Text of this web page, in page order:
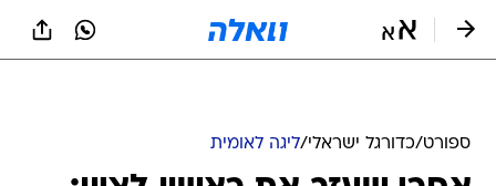
ספורט/כדורגל ישראלי/ליגה לאומית